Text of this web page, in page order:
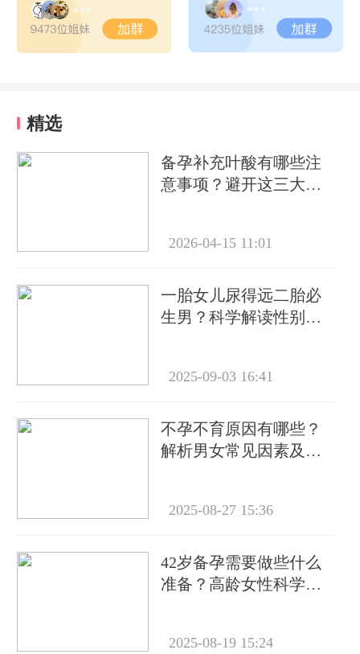
精选
备孕补充叶酸有哪些注
意事项？避开这三大常
2026-04-15 11:01
一胎女儿尿得远二胎必
生男？科学解读性别预
2025-09-03 16:41
不孕不育原因有哪些？
解析男女常见因素及科
2025-08-27 15:36
42岁备孕需要做些什么
准备？高龄女性科学备
2025-08-19 15:24